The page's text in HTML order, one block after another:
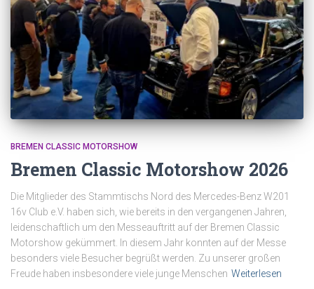
BREMEN CLASSIC MOTORSHOW
Bremen Classic Motorshow 2026
Die Mitglieder des Stammtischs Nord des Mercedes-Benz W201
16v Club e.V. haben sich, wie bereits in den vergangenen Jahren,
leidenschaftlich um den Messeauftritt auf der Bremen Classic
Motorshow gekümmert. In diesem Jahr konnten auf der Messe
besonders viele Besucher begrüßt werden. Zu unserer großen
Freude haben insbesondere viele junge Menschen Weiterlesen